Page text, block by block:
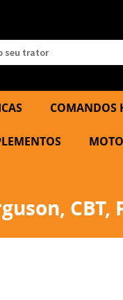
COMANDOS
CBT,